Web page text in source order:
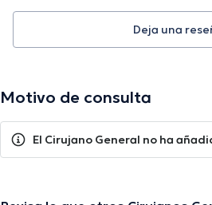
Deja una
Motivo de consulta
El Cirujano General no ha